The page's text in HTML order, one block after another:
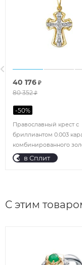
Православный крест с
бриллиантом 0.003
комбинированного
86582
40 176 ₽
80 352₽
-50%
в Сплит
С этим